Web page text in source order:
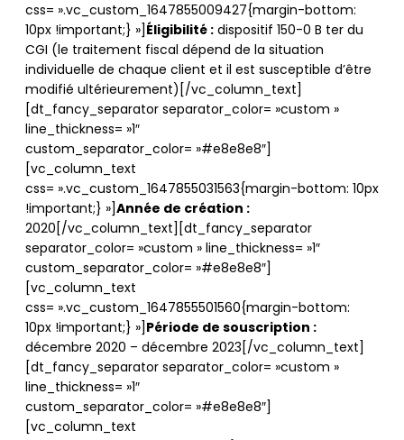
css= ».vc_custom_1647855009427{margin-bottom:
10px !important;} »] Éligibilité : dispositif 150-0 B ter du
CGI (le traitement fiscal dépend de la situation
individuelle de chaque client et il est susceptible d’être
modifié ultérieurement)[/vc_column_text]
[dt_fancy_separator separator_color= »custom »
line_thickness= »1″
custom_separator_color= »#e8e8e8″]
[vc_column_text
css= ».vc_custom_1647855031563{margin-bottom: 10px
!important;} »] Année de création :
2020[/vc_column_text][dt_fancy_separator
separator_color= »custom » line_thickness= »1″
custom_separator_color= »#e8e8e8″]
[vc_column_text
css= ».vc_custom_1647855501560{margin-bottom:
10px !important;} »] Période de souscription :
décembre 2020 – décembre 2023[/vc_column_text]
[dt_fancy_separator separator_color= »custom »
line_thickness= »1″
custom_separator_color= »#e8e8e8″]
[vc_column_text